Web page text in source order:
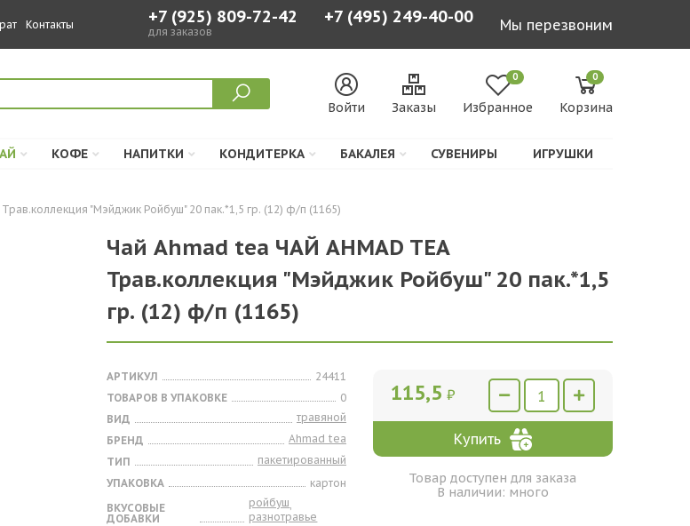
Контакты +7 (925) 809-72-42
для заказов
+7 (495) 249-40-00 Мы перезвоним
Войти Заказы
0
Избранное
0
Корзина
КОФЕ НАПИТКИ КОНДИТЕРКА БАКАЛЕЯ СУВЕНИРЫ ИГРУШКИ
"Мэйджик Ройбуш" 20 пак.*1,5 гр. (12) ф/п (1165)
Чай Ahmad tea ЧАЙ AHMAD TEA
Трав.коллекция "Мэйджик Ройбуш" 20 пак.*1,5
гр. (12) ф/п (1165)
АРТИКУЛ
24411
ТОВАРОВ В УПАКОВКЕ
0
ВИД
травяной
БРЕНД
Ahmad tea
ТИП
пакетированный
УПАКОВКА
картон
ВКУСОВЫЕ
ДОБАВКИ
ройбуш,
разнотравье
115,5 ₽
Купить
Товар доступен для заказа
В наличии: много